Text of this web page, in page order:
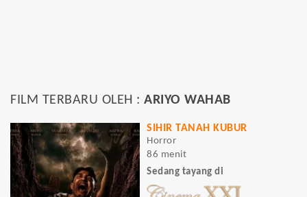
FILM TERBARU OLEH : ARIYO WAHAB
SIHIR TANAH KUBUR
Horror
86 menit
Sedang tayang di